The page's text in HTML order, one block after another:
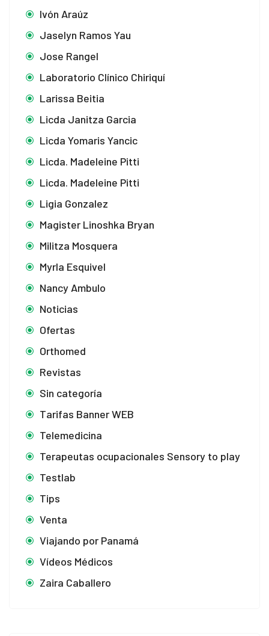
Ivón Araúz
Jaselyn Ramos Yau
Jose Rangel
Laboratorio Clínico Chiriquí
Larissa Beitia
Licda Janitza Garcia
Licda Yomaris Yancic
Licda. Madeleine Pitti
Licda. Madeleine Pitti
Ligia Gonzalez
Magister Linoshka Bryan
Militza Mosquera
Myrla Esquivel
Nancy Ambulo
Noticias
Ofertas
Orthomed
Revistas
Sin categoría
Tarifas Banner WEB
Telemedicina
Terapeutas ocupacionales Sensory to play
Testlab
Tips
Venta
Viajando por Panamá
Vídeos Médicos
Zaira Caballero